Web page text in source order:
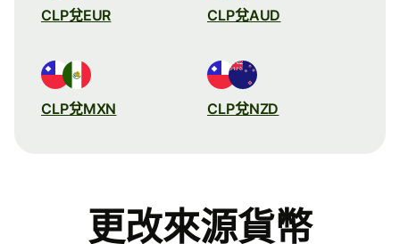
CLP兌EUR CLP兌AUD
CLP兌MXN CLP兌NZD
更改來源貨幣